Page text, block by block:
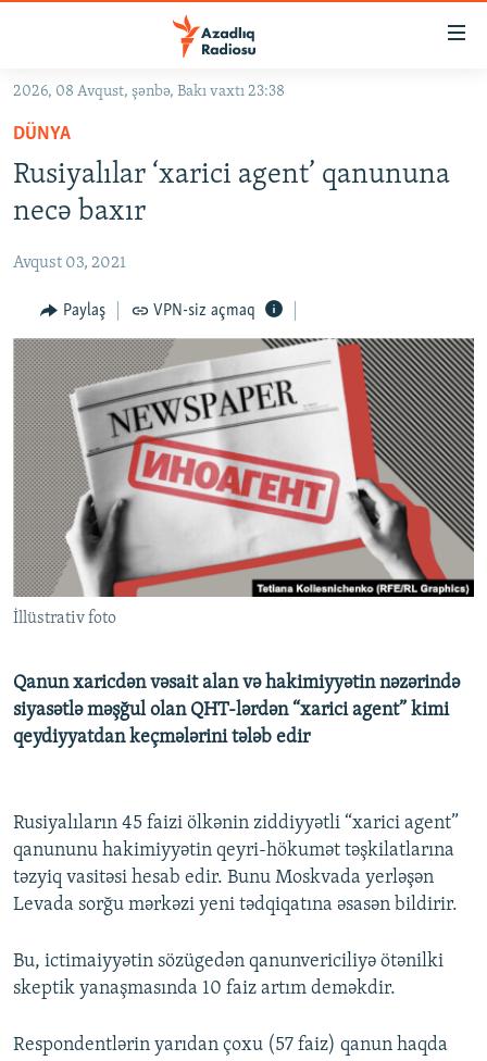
Əsas
qayıt
Əsas
naviqasiyaya
qayıt
KORRUPSIOMETR
FƏRQƏ BAX
QANUNI DOĞRU
ARAŞDIRMA
MULTIMEDIA
VIDEO
FOTOQALEREYA
İNFOQRAFIKA
KARIKATURA
RADIO ARXIV
OXU ZALI
AZƏRBAYCAN ƏDƏBIYYATI KITABXANASI
İSLAM VƏ DEMOKRATIYA
İZ - MƏDƏNIYYƏT PROQRAMI
HAQQIMIZDA
MISSIYAMIZ
PEŞƏ ETIKASI VƏ JURNALISTIKA STANDARTLARIMIZ
MATERIALLARIMIZDAN ISTIFADƏ
AZADLIQRADIOSU MOBIL TELEFONUNUZDA
XƏBƏR BÜLLETENLƏRIMIZ
BIZI IZLƏ
RFE/RL-in bütün saytları
2026, 08 Avqust, şənbə, Bakı vaxtı 23:38
DÜNYA
Rusiyalılar ‘xarici agent’ qanununa
necə baxır
Avqust 03, 2021
Paylaş VPN-siz açmaq
İllüstrativ foto
Qanun xaricdən vəsait alan və hakimiyyətin nəzərində
siyasətlə məşğul olan QHT-lərdən “xarici agent” kimi
qeydiyyatdan keçmələrini tələb edir
Rusiyalıların 45 faizi ölkənin ziddiyyətli “xarici agent”
qanununu hakimiyyətin qeyri-hökumət təşkilatlarına
təzyiq vasitəsi hesab edir. Bunu Moskvada yerləşən
Levada sorğu mərkəzi yeni tədqiqatına əsasən bildirir.
Bu, ictimaiyyətin sözügedən qanunvericiliyə ötənilki
skeptik yanaşmasında 10 faiz artım deməkdir.
Respondentlərin yarıdan çoxu (57 faiz) qanun haqda